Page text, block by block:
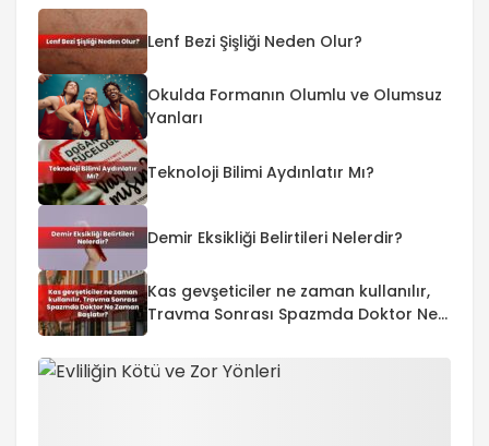
Lenf Bezi Şişliği Neden Olur?
Okulda Formanın Olumlu ve Olumsuz
Yanları
Teknoloji Bilimi Aydınlatır Mı?
Demir Eksikliği Belirtileri Nelerdir?
Kas gevşeticiler ne zaman kullanılır,
Travma Sonrası Spazmda Doktor Ne